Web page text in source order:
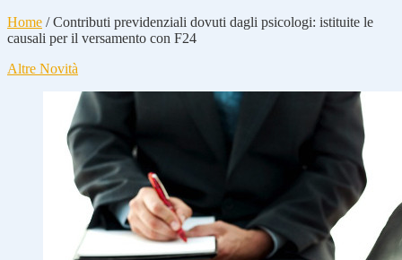
Home /Contributi previdenziali dovuti dagli psicologi: istituite le
causali per il versamento con F24
Altre Novità